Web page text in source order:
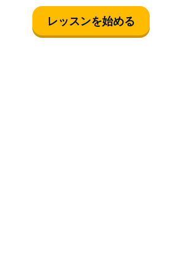
王
ライオン
レッスンを始める